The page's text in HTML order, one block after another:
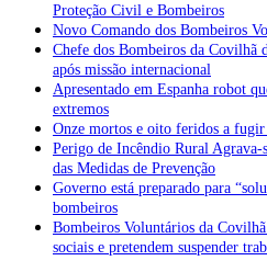
Proteção Civil e Bombeiros
Novo Comando dos Bombeiros
Chefe dos Bombeiros da
após missão internacional
Apresentado em Espanha robot
extremos
Onze mortos e oito feridos a
Perigo de Incêndio Rural
das Medidas de Prevenção
Governo está preparado para
bombeiros
Bombeiros Voluntários da
sociais e pretendem suspender